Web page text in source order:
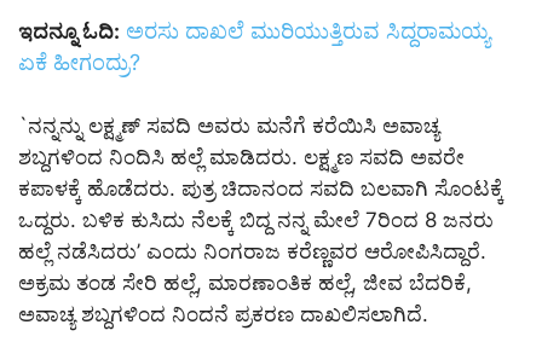
ಇದನ್ನೂ ಓದಿ: ಅರಸು ದಾಖಲೆ ಮುರಿಯುತ್ತಿರುವ ಸಿದ್ದರಾಮಯ್ಯ
ಏಕೆ ಹೀಗಂದ್ರು?
`ನನ್ನನ್ನು ಲಕ್ಷ್ಮಣ್ ಸವದಿ ಅವರು ಮನೆಗೆ ಕರೆಯಿಸಿ ಅವಾಚ್ಯ
ಶಬ್ದಗಳಿಂದ ನಿಂದಿಸಿ ಹಲ್ಲೆ ಮಾಡಿದರು. ಲಕ್ಷ್ಮಣ ಸವದಿ ಅವರೇ
ಕಪಾಳಕ್ಕೆ ಹೊಡೆದರು. ಪುತ್ರ ಚಿದಾನಂದ ಸವದಿ ಬಲವಾಗಿ ಸೊಂಟಕ್ಕೆ
ಒದ್ದರು. ಬಳಿಕ ಕುಸಿದು ನೆಲಕ್ಕೆ ಬಿದ್ದ ನನ್ನ ಮೇಲೆ 7ರಿಂದ 8 ಜನರು
ಹಲ್ಲೆ ನಡೆಸಿದರು’ ಎಂದು ನಿಂಗರಾಜ ಕರೆಣ್ಣವರ ಆರೋಪಿಸಿದ್ದಾರೆ.
ಅಕ್ರಮ ತಂಡ ಸೇರಿ ಹಲ್ಲೆ, ಮಾರಣಾಂತಿಕ ಹಲ್ಲೆ, ಜೀವ ಬೆದರಿಕೆ,
ಅವಾಚ್ಯ ಶಬ್ದಗಳಿಂದ ನಿಂದನೆ ಪ್ರಕರಣ ದಾಖಲಿಸಲಾಗಿದೆ.